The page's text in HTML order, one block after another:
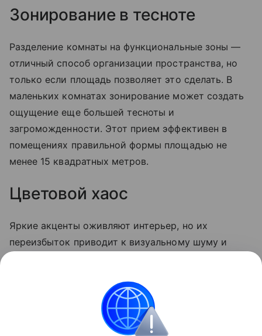
Зонирование в тесноте
Разделение комнаты на функциональные зоны —
отличный способ организации пространства, но
только если площадь позволяет это сделать. В
маленьких комнатах зонирование может создать
ощущение еще большей тесноты и
загроможденности. Этот прием эффективен в
помещениях правильной формы площадью не
менее 15 квадратных метров.
Цветовой хаос
Яркие акценты оживляют интерьер, но их
переизбыток приводит к визуальному шуму и
декоративных элементов, чтобы создать стильный
и целостный образ.